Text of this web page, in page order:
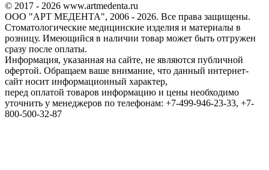
© 2017 - 2026 www.artmedenta.ru
ООО "АРТ МЕДЕНТА", 2006 - 2026. Все права защищены.
Стоматологические медицинские изделия и материалы в
розницу. Имеющийся в наличии товар может быть отгружен
сразу после оплаты.
Информация, указанная на сайте, не являются публичной
офертой. Обращаем ваше внимание, что данный интернет-
сайт носит информационный характер,
перед оплатой товаров информацию и цены необходимо
уточнить у менеджеров по телефонам: +7-499-946-23-33, +7-
800-500-32-87